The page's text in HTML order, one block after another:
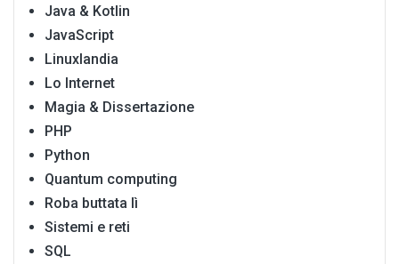
Java & Kotlin
JavaScript
Linuxlandia
Lo Internet
Magia & Dissertazione
PHP
Python
Quantum computing
Roba buttata lì
Sistemi e reti
SQL